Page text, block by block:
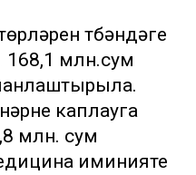
түбәндәге
168,1 млн.сум
каплауга
млн. сум
иминияте